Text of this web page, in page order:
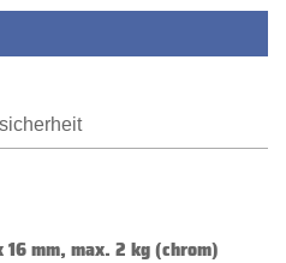
mm, max. 2 kg (chrom)